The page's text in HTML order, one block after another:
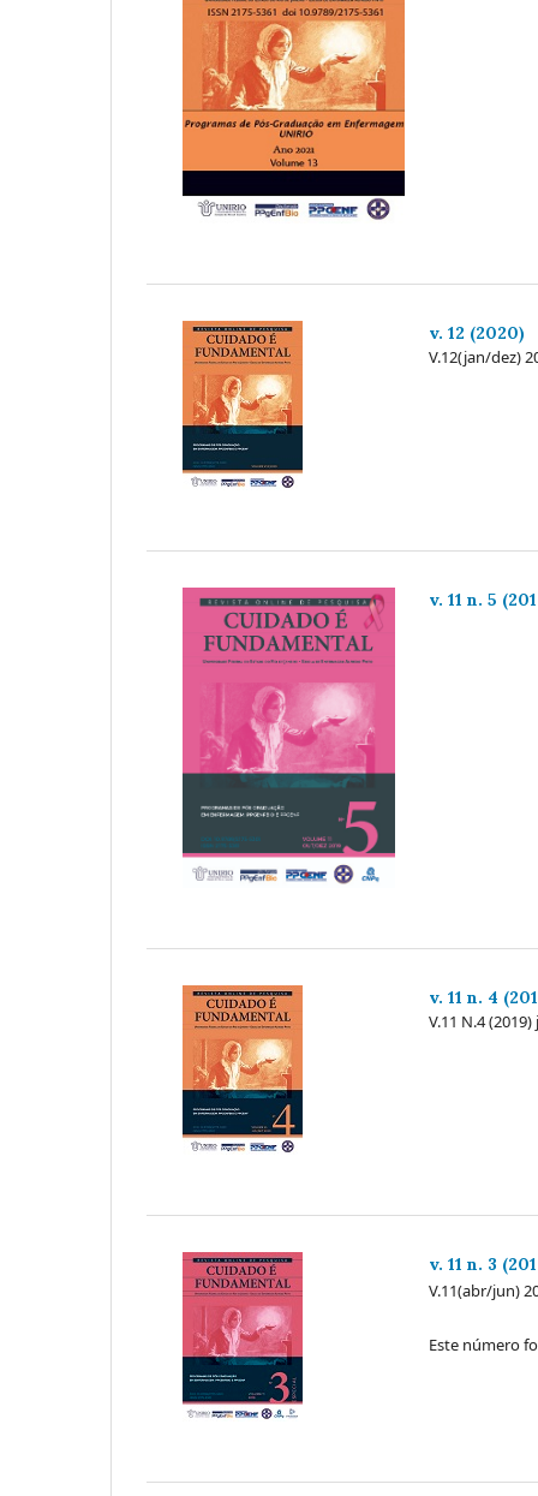
v. 12 (2020)
V.12(jan/dez)
v. 11 n. 5
v. 11 n. 4
V.11 N.4
v. 11 n. 3
V.11(abr/jun)
Este número